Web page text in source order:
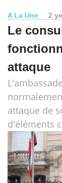
A La Une 2
Le
attaque
attaque de
d'éléments